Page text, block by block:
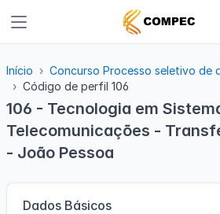
Início
Concurso Processo seletivo de
Código de perfil 106
106 - Tecnologia em
Telecomunicações -
- João Pessoa
Dados Básicos